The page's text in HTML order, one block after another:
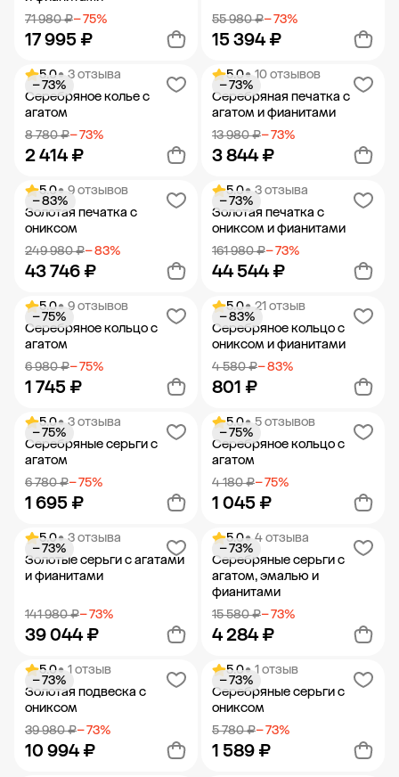
71 980 ₽− 75%
17 995 ₽
Добавить в корзину
55 980 ₽− 73%
15 394 ₽
Добавить в корзину
5.0• 3 отзыва
Серебряное колье с
агатом
8 780 ₽− 73%
2 414 ₽
− 73%
Добавить в корзину
5.0• 10 отзывов
Серебряная печатка с
агатом и фианитами
13 980 ₽− 73%
3 844 ₽
− 73%
Добавить в корзину
5.0• 9 отзывов
Золотая печатка с
ониксом
249 980 ₽− 83%
43 746 ₽
− 83%
Добавить в корзину
5.0• 3 отзыва
Золотая печатка с
ониксом и фианитами
161 980 ₽− 73%
44 544 ₽
− 73%
Добавить в корзину
5.0• 9 отзывов
Серебряное кольцо с
агатом
6 980 ₽− 75%
1 745 ₽
− 75%
Добавить в корзину
5.0• 21 отзыв
Серебряное кольцо с
ониксом и фианитами
4 580 ₽− 83%
801 ₽
− 83%
Добавить в корзину
5.0• 3 отзыва
Серебряные серьги с
агатом
6 780 ₽− 75%
1 695 ₽
− 75%
Добавить в корзину
5.0• 5 отзывов
Серебряное кольцо с
агатом
4 180 ₽− 75%
1 045 ₽
− 75%
Добавить в корзину
5.0• 3 отзыва
Золотые серьги с агатами
и фианитами
141 980 ₽− 73%
39 044 ₽
− 73%
Добавить в корзину
5.0• 4 отзыва
Серебряные серьги с
агатом, эмалью и
фианитами
15 580 ₽− 73%
4 284 ₽
− 73%
Добавить в корзину
5.0• 1 отзыв
Золотая подвеска с
ониксом
39 980 ₽− 73%
10 994 ₽
− 73%
5.0• 1 отзыв
Серебряные серьги с
ониксом
5 780 ₽− 73%
1 589 ₽
− 73%